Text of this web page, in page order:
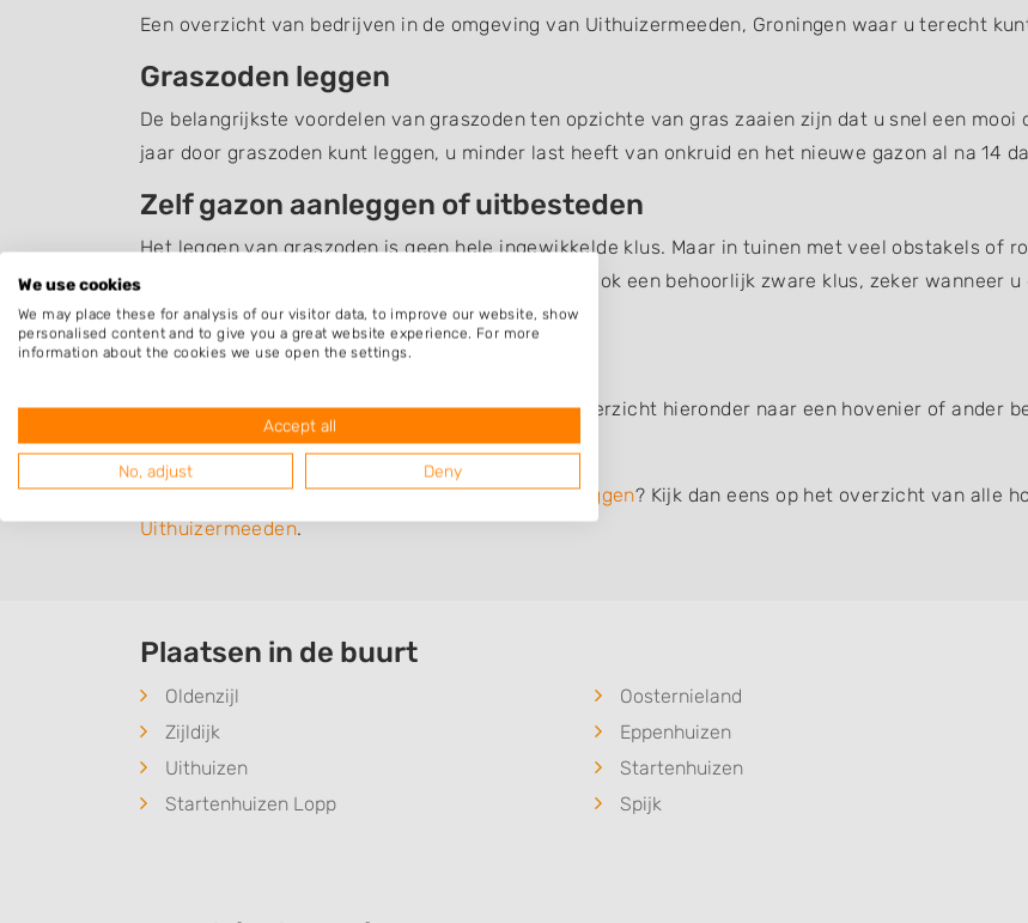
Een overzicht van bedrijven in de omgeving van Uithuizermeeden, Groningen waar u terecht
Graszoden leggen
De belangrijkste voordelen van graszoden ten opzichte van gras zaaien zijn dat u snel een
jaar door graszoden kunt leggen, u minder last heeft van onkruid en het nieuwe gazon al na 14
Zelf gazon aanleggen of uitbesteden
Het leggen van graszoden is geen hele ingewikkelde klus. Maar in tuinen met veel obstakels of
dit goed te doen. Bovendien is graszoden leggen ook een behoorlijk zware klus, zeker wanneer
aangeraden om graszoden te laten leggen.
Graszoden laten leggen
Wilt u graszoden laten leggen? Zoek dan in het overzicht hieronder naar een hovenier of ander
hierbij kan helpen.
Bent u op zoek naar iets anders dangraszoden leggen? Kijk dan eens op het overzicht van alle
Uithuizermeeden.
Plaatsen in de buurt
Oldenzijl Oosternieland
Zijldijk
Eppenhuizen
Uithuizen
Startenhuizen
Startenhuizen Lopp
Spijk
We use cookies
We may place these for analysis of our visitor data, to improve our website, show
personalised content and to give you a great website experience. For more
information about the cookies we use open the settings.
Accept all
No, adjust Deny